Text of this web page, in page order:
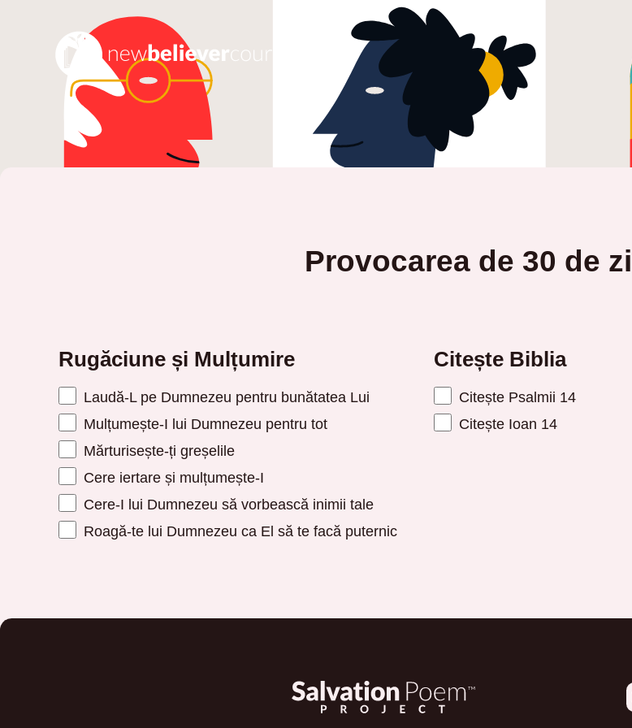
Provocarea de 30 de
Rugăciune și Mulțumire
Laudă-L pe Dumnezeu pentru bunătatea Lui
Mulțumește-I lui Dumnezeu pentru tot
Mărturisește-ți greșelile
Cere iertare și mulțumește-I
Cere-I lui Dumnezeu să vorbească inimii tale
Roagă-te lui Dumnezeu ca El să te facă puternic
Citește Biblia
Citește Psalmii 14
Citește Ioan 14